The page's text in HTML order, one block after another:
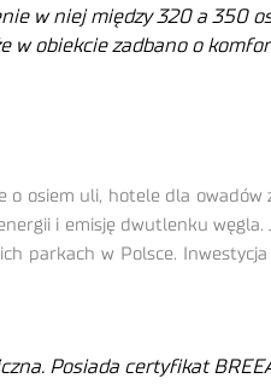
w niej między 320 a 350
w obiekcie zadbano o
osiem uli, hotele dla owadów
i emisję dwutlenku
parkach w Polsce.
Posiada certyfikat